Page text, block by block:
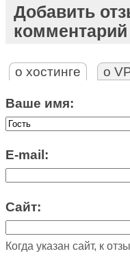
Добавить
комментарий
о хостинге о
Ваше имя:
E-mail:
Сайт:
Когда указан сайт, к